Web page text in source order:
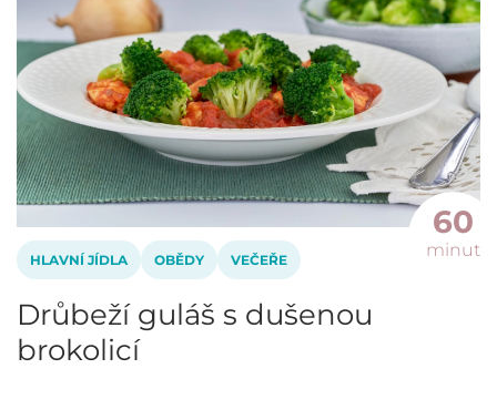
HLAVNÍ JÍDLA OBĚDY VEČEŘE
Drůbeží guláš s dušenou
brokolicí
60
minut